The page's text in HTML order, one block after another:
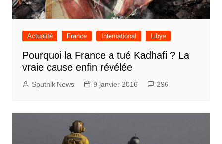
Actualité France International Libye
Pourquoi la France a tué Kadhafi ? La
vraie cause enfin révélée
Sputnik News 9 janvier 2016 296